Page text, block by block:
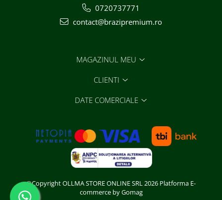
0720737771
contact@brazipremium.ro
MAGAZINUL MEU
CLIENTI
DATE COMERCIALE
©Copyright OLLMA STORE ONLINE SRL 2026 Platforma E-
commerce by Gomag